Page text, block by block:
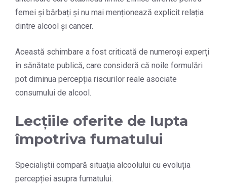
femei și bărbați și nu mai menționează explicit relația
dintre alcool și cancer.
Această schimbare a fost criticată de numeroși experți
în sănătate publică, care consideră că noile formulări
pot diminua percepția riscurilor reale asociate
consumului de alcool.
Lecțiile oferite de lupta
împotriva fumatului
Specialiștii compară situația alcoolului cu evoluția
percepției asupra fumatului.